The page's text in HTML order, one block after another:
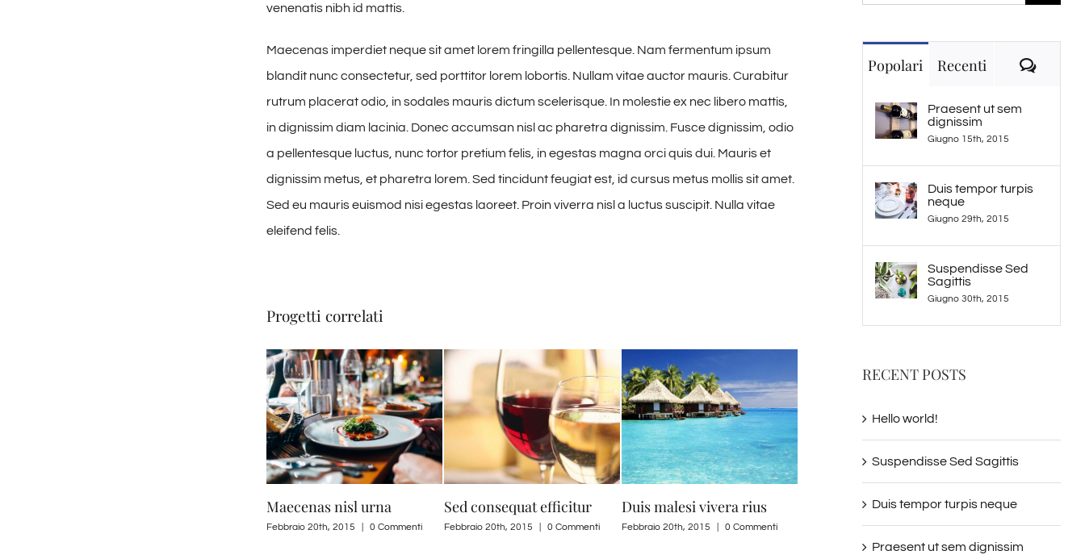
venenatis nibh id mattis.
Maecenas imperdiet neque sit amet lorem fringilla pellentesque. Nam fermentum ipsum
blandit nunc consectetur, sed porttitor lorem lobortis. Nullam vitae auctor mauris. Curabitur
rutrum placerat odio, in sodales mauris dictum scelerisque. In molestie ex nec libero mattis,
in dignissim diam lacinia. Donec accumsan nisl ac pharetra dignissim. Fusce dignissim, odio
a pellentesque luctus, nunc tortor pretium felis, in egestas magna orci quis dui. Mauris et
dignissim metus, et pharetra lorem. Sed tincidunt feugiat est, id cursus metus mollis sit amet.
Sed eu mauris euismod nisi egestas laoreet. Proin viverra nisl a luctus suscipit. Nulla vitae
eleifend felis.
Progetti correlati
Maecenas nisl urna
Febbraio 20th, 2015 0 Commenti
Sed consequat efficitur
Febbraio 20th, 2015 0 Commenti
Duis malesi vivera rius
Febbraio 20th, 2015 0 Commenti
Sed ut perspiciatis
Maggio 21st, 2015 | 0 Commenti
Maecenas nisl
Febbraio 20th, 2015
per:
Popolari Recenti
Praesent ut sem
dignissim
Giugno 15th, 2015
Duis tempor turpis
neque
Giugno 29th, 2015
Suspendisse Sed
Sagittis
Giugno 30th, 2015
RECENT POSTS
Hello world!
Suspendisse Sed Sagittis
Duis tempor turpis neque
Praesent ut sem dignissim